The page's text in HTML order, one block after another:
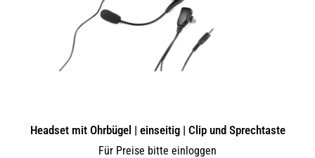
Headset mit Ohrbügel | einseitig | Clip und Sprechtaste
Für Preise bitte einloggen